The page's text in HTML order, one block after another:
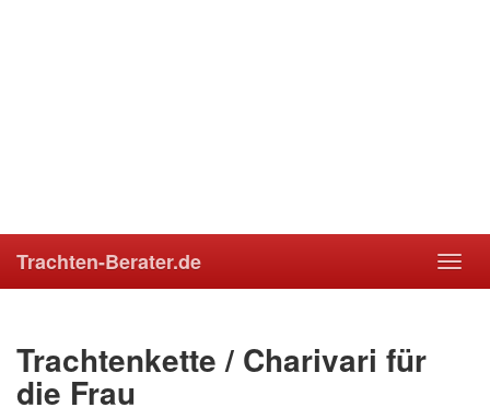
Trachten-Berater.de
Trachtenkette / Charivari für
die Frau